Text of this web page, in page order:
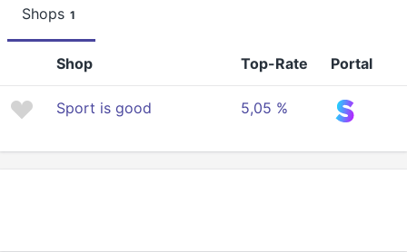
Shops 1
Shop Top-Rate Portal
Sport is good 5,05 %